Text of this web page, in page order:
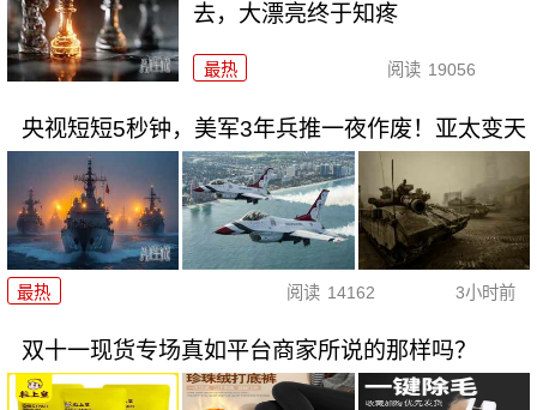
去，大漂亮终于知疼
最热 阅读 19056
央视短短5秒钟，美军3年兵推一夜作废！亚太变天
最热 阅读 14162 3小时前
双十一现货专场真如平台商家所说的那样吗？